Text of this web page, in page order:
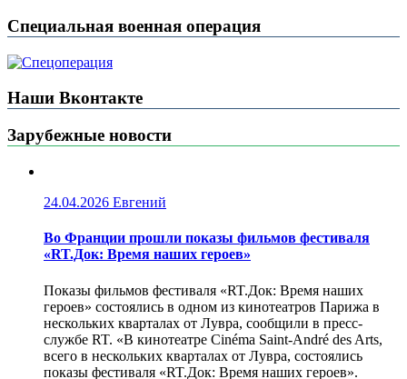
Специальная военная операция
Наши Вконтакте
Зарубежные новости
24.04.2026 Евгений
Во Франции прошли показы фильмов фестиваля
«RT.Док: Время наших героев»
Показы фильмов фестиваля «RT.Док: Время наших
героев» состоялись в одном из кинотеатров Парижа в
нескольких кварталах от Лувра, сообщили в пресс-
службе RT. «В кинотеатре Cinéma Saint-André des Arts,
всего в нескольких кварталах от Лувра, состоялись
показы фестиваля «RT.Док: Время наших героев».